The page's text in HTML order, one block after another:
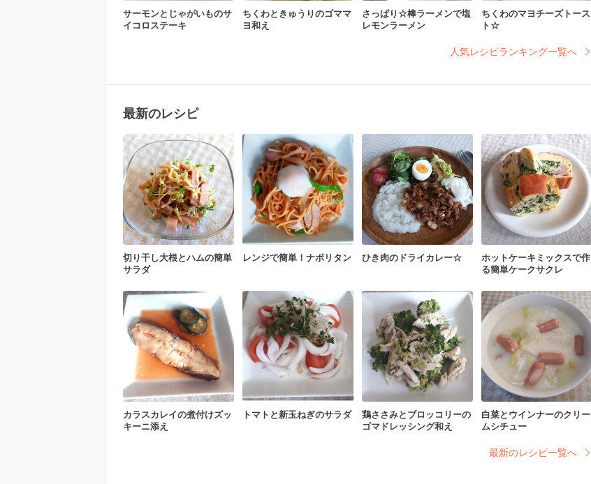
サーモンとじゃがいものサ
イコロステーキ
ちくわときゅうりのゴママ
ヨ和え
さっぱり☆棒ラーメンで塩
レモンラーメン
ちくわのマヨチーズトース
ト☆
人気レシピランキング一覧へ
最新のレシピ
切り干し大根とハムの簡単
サラダ
レンジで簡単！ナポリタン ひき肉のドライカレー☆
ホットケーキミックスで作
る簡単ケークサクレ
カラスカレイの煮付けズッ
キーニ添え
トマトと新玉ねぎのサラダ
鶏ささみとブロッコリーの
ゴマドレッシング和え
白菜とウインナーのクリー
ムシチュー
最新のレシピ一覧へ